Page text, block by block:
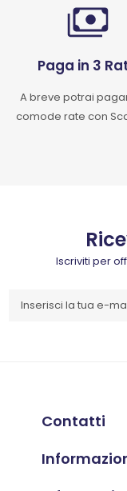
Paga in 3
A breve potrai
comode rate con
Iscriviti per
Contatti